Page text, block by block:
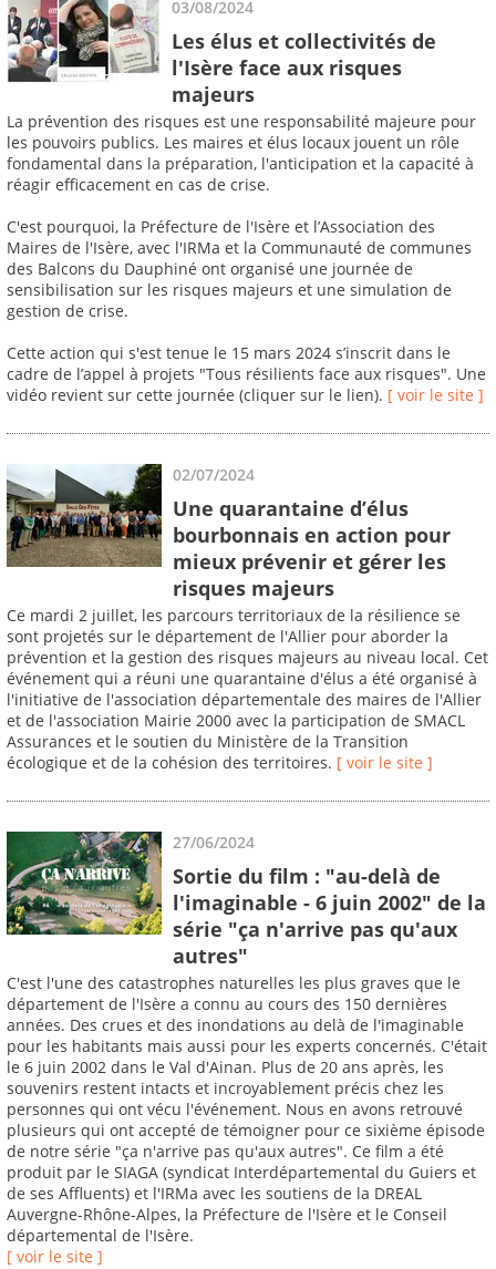
03/08/2024
Les élus et collectivités de
l'Isère face aux risques
majeurs
La prévention des risques est une responsabilité majeure pour
les pouvoirs publics. Les maires et élus locaux jouent un rôle
fondamental dans la préparation, l'anticipation et la capacité à
réagir efficacement en cas de crise.
C'est pourquoi, la Préfecture de l'Isère et l’Association des
Maires de l'Isère, avec l'IRMa et la Communauté de communes
des Balcons du Dauphiné ont organisé une journée de
sensibilisation sur les risques majeurs et une simulation de
gestion de crise.
Cette action qui s'est tenue le 15 mars 2024 s’inscrit dans le
cadre de l’appel à projets "Tous résilients face aux risques". Une
vidéo revient sur cette journée (cliquer sur le lien). [ voir le site ]
02/07/2024
Une quarantaine d’élus
bourbonnais en action pour
mieux prévenir et gérer les
risques majeurs
Ce mardi 2 juillet, les parcours territoriaux de la résilience se
sont projetés sur le département de l'Allier pour aborder la
prévention et la gestion des risques majeurs au niveau local. Cet
événement qui a réuni une quarantaine d'élus a été organisé à
l'initiative de l'association départementale des maires de l'Allier
et de l'association Mairie 2000 avec la participation de SMACL
Assurances et le soutien du Ministère de la Transition
écologique et de la cohésion des territoires. [ voir le site ]
27/06/2024
Sortie du film : "au-delà de
l'imaginable - 6 juin 2002" de la
série "ça n'arrive pas qu'aux
autres"
C'est l'une des catastrophes naturelles les plus graves que le
département de l'Isère a connu au cours des 150 dernières
années. Des crues et des inondations au delà de l'imaginable
pour les habitants mais aussi pour les experts concernés. C'était
le 6 juin 2002 dans le Val d'Ainan. Plus de 20 ans après, les
souvenirs restent intacts et incroyablement précis chez les
personnes qui ont vécu l'événement. Nous en avons retrouvé
plusieurs qui ont accepté de témoigner pour ce sixième épisode
de notre série "ça n'arrive pas qu'aux autres". Ce film a été
produit par le SIAGA (syndicat Interdépartemental du Guiers et
de ses Affluents) et l'IRMa avec les soutiens de la DREAL
Auvergne-Rhône-Alpes, la Préfecture de l'Isère et le Conseil
départemental de l'Isère.
[ voir le site ]